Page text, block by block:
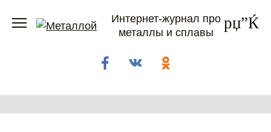
Интернет-журнал про
металлы и сплавы